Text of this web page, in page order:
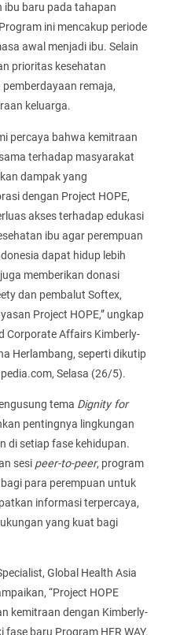
ibu baru pada tahapan
ini mencakup periode
awal menjadi ibu. Selain
prioritas kesehatan
remaja,
keluarga.
percaya bahwa kemitraan
terhadap masyarakat
dampak yang
dengan Project HOPE,
akses terhadap edukasi
ibu agar perempuan
dapat hidup lebih
memberikan donasi
dan pembalut Softex,
Project HOPE,” ungkap
Corporate Affairs Kimberly-
Herlambang, seperti dikutip
Selasa (26/5).
tema Dignity for
pentingnya lingkungan
di setiap fase kehidupan.
sesi peer-to-peer, program
para perempuan untuk
informasi terpercaya,
yang kuat bagi
Global Health Asia
“Project HOPE
kemitraan dengan Kimberly-
baru Program HER WAY.